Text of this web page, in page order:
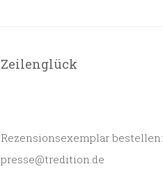
Zeilenglück
Rezensionsexemplar bestellen:
presse@tredition.de